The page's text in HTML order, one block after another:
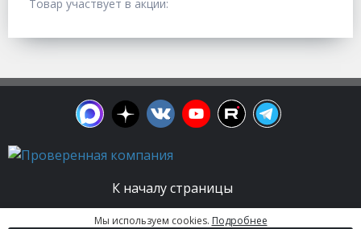
Товар участвует в акции:
К началу страницы
© 2003 - 2026. Апельсин group | Группа
Мы используем cookies. Подробнее